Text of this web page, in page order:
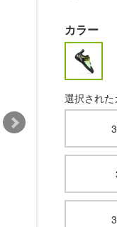
カラー
選択され